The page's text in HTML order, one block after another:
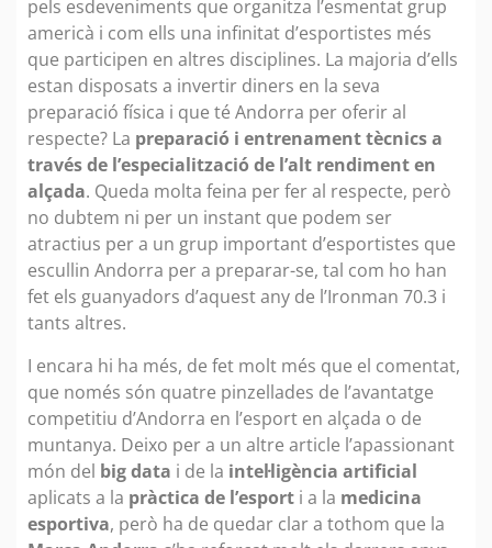
pels esdeveniments que organitza l’esmentat grup
americà i com ells una infinitat d’esportistes més
que participen en altres disciplines. La majoria d’ells
estan disposats a invertir diners en la seva
preparació física i que té Andorra per oferir al
respecte? La preparació i entrenament tècnics a
través de l’especialització de l’alt rendiment en
alçada. Queda molta feina per fer al respecte, però
no dubtem ni per un instant que podem ser
atractius per a un grup important d’esportistes que
escullin Andorra per a preparar-se, tal com ho han
fet els guanyadors d’aquest any de l’Ironman 70.3 i
tants altres.
I encara hi ha més, de fet molt més que el comentat,
que només són quatre pinzellades de l’avantatge
competitiu d’Andorra en l’esport en alçada o de
muntanya. Deixo per a un altre article l’apassionant
món del big data i de la intel·ligència artificial
aplicats a la pràctica de l’esport i a la medicina
esportiva, però ha de quedar clar a tothom que la